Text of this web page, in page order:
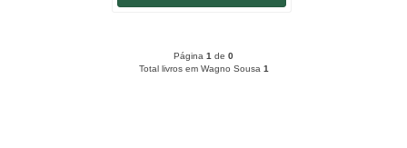
Página 1 de 0
Total livros em Wagno Sousa 1